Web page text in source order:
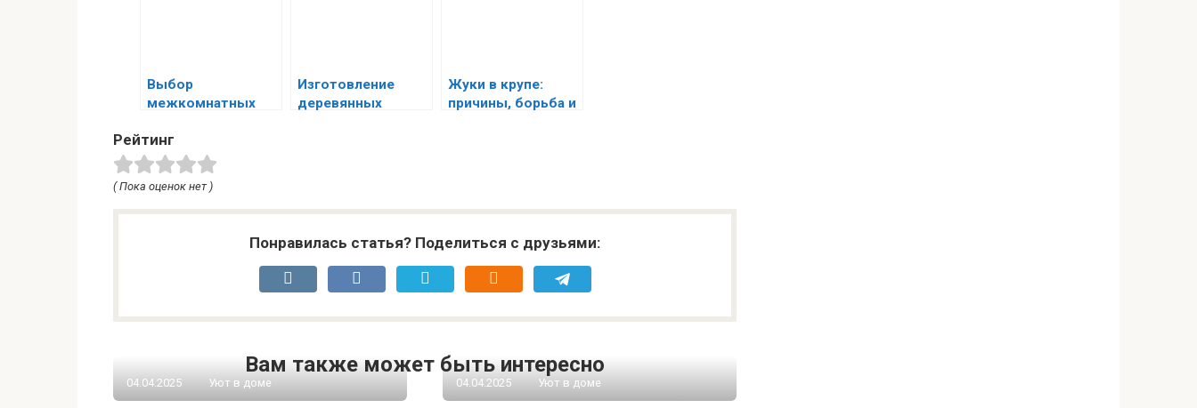
Выбор
межкомнатных
руководство
Изготовление
деревянных
Жуки в крупе:
причины, борьба и
Рейтинг
( Пока оценок нет )
Понравилась статья? Поделиться с друзьями:
Вам также может быть интересно
04.04.2025 Уют в доме 04.04.2025 Уют в доме